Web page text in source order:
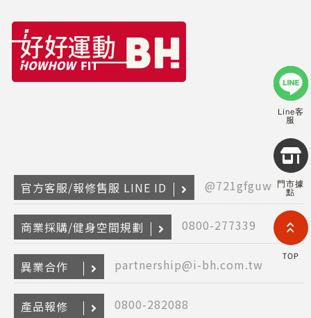
2026
Line客
服
門市據
點
TOP
官方客服/報修售服 LINE ID @721gfguw
商業採購/健身空間規劃 0800-277339
異業合作 partnership@i-bh.com.tw
產品報修 0800-282088